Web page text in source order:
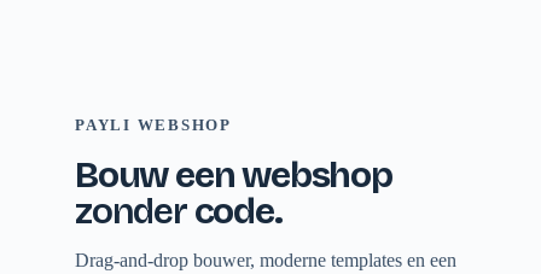
PAYLI WEBSHOP
Bouw een webshop
zondercode.
Drag-and-drop bouwer, moderne templates en een